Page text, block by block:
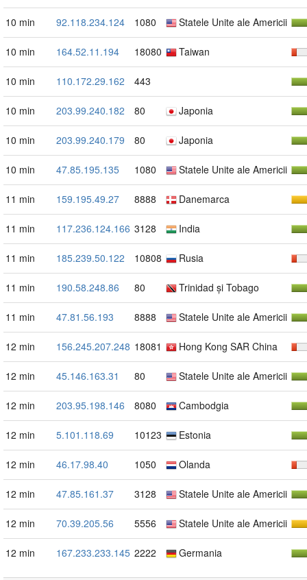
10 min 92.118.234.124 1080 Statele Unite ale Americii
10 min 164.52.11.194 18080 Taiwan
10 min 110.172.29.162 443
10 min 203.99.240.182 80 Japonia
10 min 203.99.240.179 80 Japonia
10 min 47.85.195.135 1080 Statele Unite ale Americii
11 min 159.195.49.27 8888 Danemarca
11 min 117.236.124.166 3128 India
11 min 185.239.50.122 10808 Rusia
11 min 190.58.248.86 80 Trinidad și Tobago
11 min 47.81.56.193 8888 Statele Unite ale Americii
12 min 156.245.207.248 18081 Hong Kong SAR China
12 min 45.146.163.31 80 Statele Unite ale Americii
12 min 203.95.198.146 8080 Cambodgia
12 min 5.101.118.69 10123 Estonia
12 min 46.17.98.40 1050 Olanda
12 min 47.85.161.37 3128 Statele Unite ale Americii
12 min 70.39.205.56 5556 Statele Unite ale Americii
12 min 167.233.233.145 2222 Germania